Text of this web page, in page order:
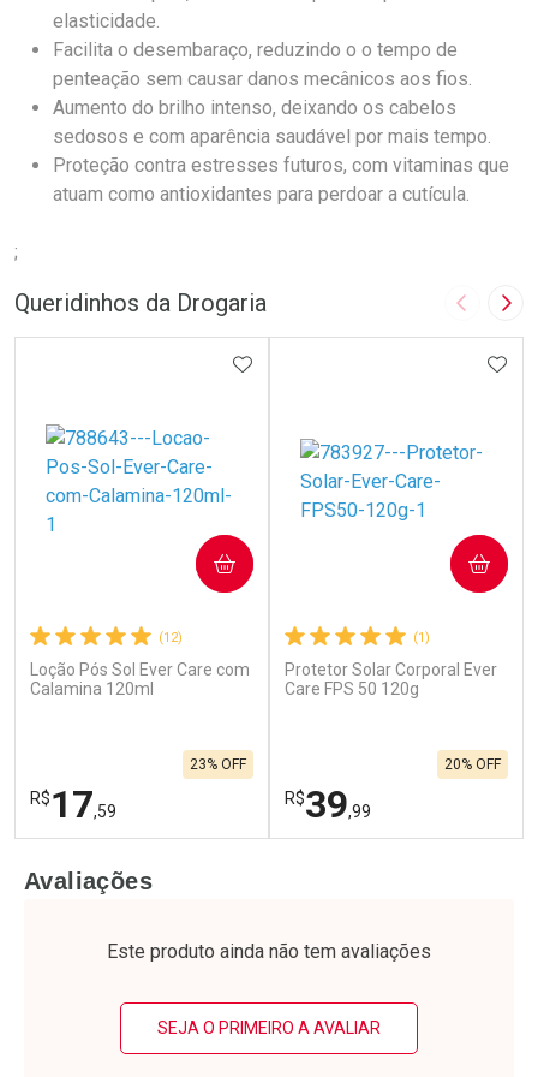
elasticidade.
Facilita o desembaraço, reduzindo o o tempo de
penteação sem causar danos mecânicos aos fios.
Aumento do brilho intenso, deixando os cabelos
sedosos e com aparência saudável por mais tempo.
Proteção contra estresses futuros, com vitaminas que
atuam como antioxidantes para perdoar a cutícula.
;
Queridinhos da Drogaria Imagem
(12)
Loção Pós Sol Ever Care com
Calamina 120ml
R$17,59
23% OFF
ADICIONAR AOS FAVORITOS
COMPRAR
Laboratório
Por Menos
(1)
Protetor Solar Corporal Ever
Care FPS 50 120g
R$39,99
20% OFF
COMPRAR
Laboratório
Por Menos
Avaliações
Este produto ainda não tem avaliações
SEJA O PRIMEIRO A AVALIAR